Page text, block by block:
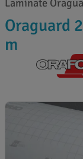
Laminate
Oraguard
m